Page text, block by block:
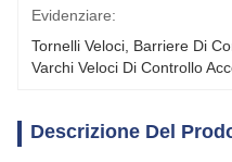
Evidenziare:
Tornelli Veloci Barriere Di
Varchi Veloci Di Controllo
Descrizione Del